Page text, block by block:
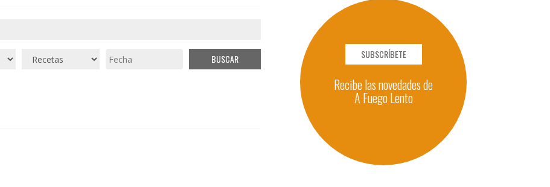
SUBSCRÍBETE
Recibe las novedades de
A Fuego Lento